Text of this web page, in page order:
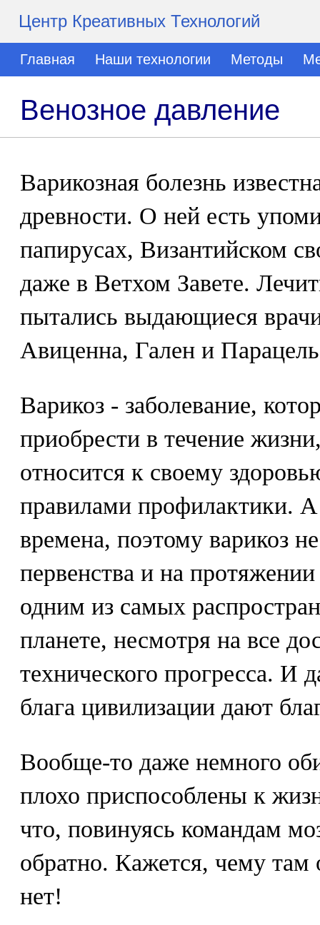
Центр Креативных Технологий
Главная Наши технологии Методы
Венозное давление
Варикозная болезнь
древности. О ней есть
папирусах, Византийском
даже в Ветхом Завете.
пытались выдающиеся
Авиценна, Гален и
Варикоз - заболевание,
приобрести в течение
относится к своему
правилами профилактики.
времена, поэтому варикоз
первенства и на
одним из самых
планете, несмотря на все
технического прогресса. И
блага цивилизации дают
Вообще-то даже немного
плохо приспособлены к
что, повинуясь командам
обратно. Кажется, чему там
нет!